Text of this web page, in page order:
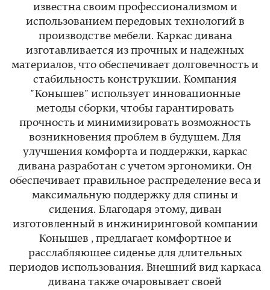
известна своим профессионализмом и
использованием передовых технологий в
производстве мебели. Каркас дивана
изготавливается из прочных и надежных
материалов, что обеспечивает долговечность и
стабильность конструкции. Компания
"Конышев" использует инновационные
методы сборки, чтобы гарантировать
прочность и минимизировать возможность
возникновения проблем в будущем. Для
улучшения комфорта и поддержки, каркас
дивана разработан с учетом эргономики. Он
обеспечивает правильное распределение веса и
максимальную поддержку для спины и
сидения. Благодаря этому, диван
изготовленный в инжиниринговой компании
Конышев , предлагает комфортное и
расслабляющее сиденье для длительных
периодов использования. Внешний вид каркаса
дивана также очаровывает своей